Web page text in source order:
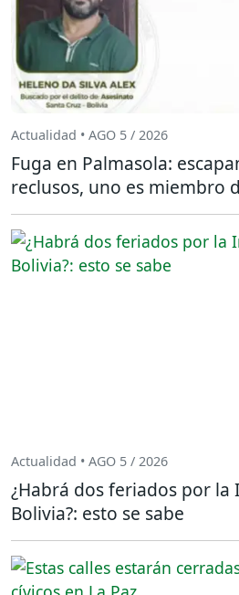
Actualidad • AGO 5 / 2026
Fuga en Palmasola:
reclusos, uno es miembro
Actualidad • AGO 5 / 2026
¿Habrá dos feriados por la
Bolivia?: esto se sabe